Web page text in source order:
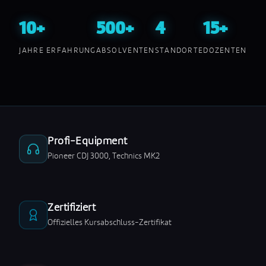
10+
JAHRE ERFAHRUNG
500+
ABSOLVENTEN
4
STANDORTE
15+
DOZENTEN
Profi-Equipment
Pioneer CDJ 3000, Technics MK2
Zertifiziert
Offizielles Kursabschluss-Zertifikat